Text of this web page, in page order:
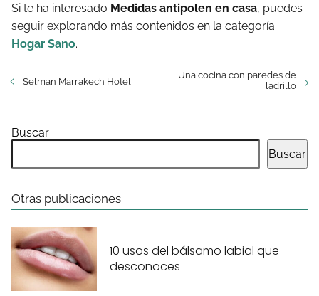
Si te ha interesado Medidas antipolen en casa, puedes
seguir explorando más contenidos en la categoría
Hogar Sano.
Selman Marrakech Hotel
Una cocina con paredes de
ladrillo
Buscar
Buscar
Otras publicaciones
10 usos del bálsamo labial que
desconoces